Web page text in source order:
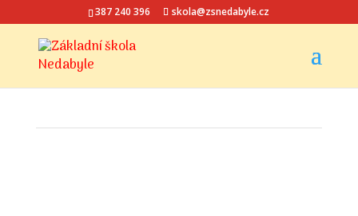
387 240 396 skola@zsnedabyle.cz